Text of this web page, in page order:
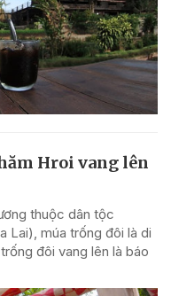
Hroi vang lên
thuộc dân tộc
Lai), múa trống đôi là di
đôi vang lên là báo